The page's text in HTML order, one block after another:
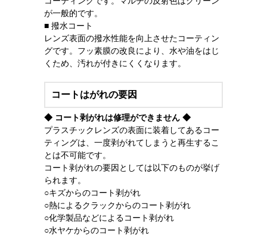
が一般的です。
■ 撥水コート
レンズ表面の撥水性能を向上させたコーティン
グです。フッ素膜の改良により、水や油をはじ
くため、汚れが付きにくくなります。
コートはがれの要因
◆ コート剥がれは修理ができません ◆
プラスチックレンズの表面に装着してあるコー
ティングは、一度剥がれてしまうと再生するこ
とは不可能です。
コート剥がれの要因としては以下のものが挙げ
られます。
○キズからのコート剥がれ
○熱によるクラックからのコート剥がれ
○化学製品などによるコート剥がれ
○水ヤケからのコート剥がれ